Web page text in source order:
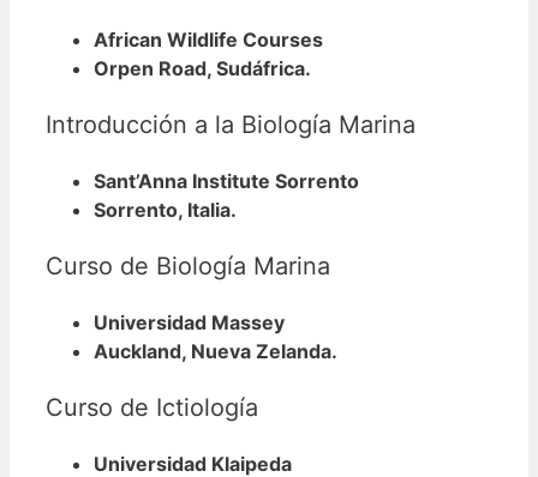
African Wildlife Courses
Orpen Road, Sudáfrica.
Introducción a la Biología Marina
Sant’Anna Institute Sorrento
Sorrento, Italia.
Curso de Biología Marina
Universidad Massey
Auckland, Nueva Zelanda.
Curso de Ictiología
Universidad Klaipeda